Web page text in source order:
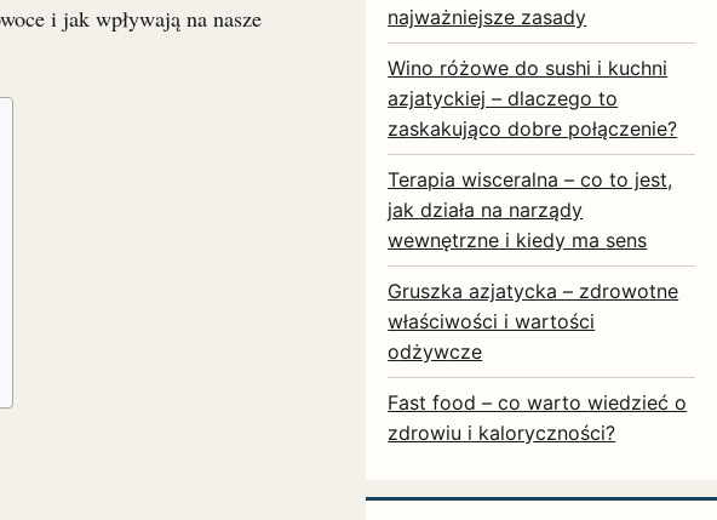
i jak wpływają na nasze
najważniejsze zasady
Wino różowe do sushi i kuchni
azjatyckiej – dlaczego to
zaskakująco dobre połączenie?
Terapia wisceralna – co to jest,
jak działa na narządy
wewnętrzne i kiedy ma sens
Gruszka azjatycka – zdrowotne
właściwości i wartości
odżywcze
Fast food – co warto wiedzieć o
zdrowiu i kaloryczności?